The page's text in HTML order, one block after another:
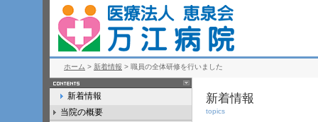
ホーム > 新着情報 > 職員の全体研修を行いました
新着情報
topics
新着情報
当院の概要